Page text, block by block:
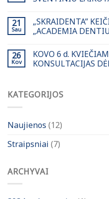
21
Sau
„SKRAIDENTA”
„ACADEMIA
26
Kov
KOVO 6 d.
KONSULTACIJAS
KATEGORIJOS
Naujienos (12)
Straipsniai (7)
ARCHYVAI